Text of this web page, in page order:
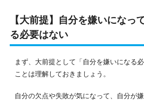
【大前提】自分を嫌いになっ
る必要はない
まず、大前提として「自分を嫌いになる
ことは理解しておきましょう。
自分の欠点や失敗が気になって、自分が